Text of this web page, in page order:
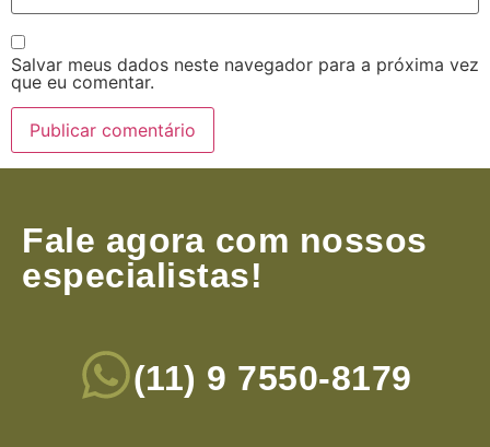
Salvar meus dados neste navegador para a próxima vez
que eu comentar.
Fale agora com nossos
especialistas!
(11) 9 7550-8179